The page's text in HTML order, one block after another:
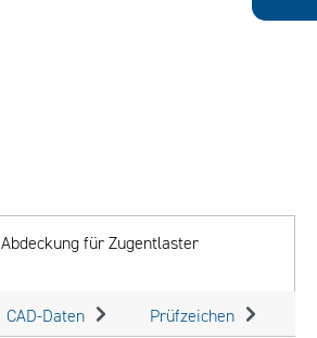
Abdeckung für Zugentlaster
CAD-Daten Prüfzeichen